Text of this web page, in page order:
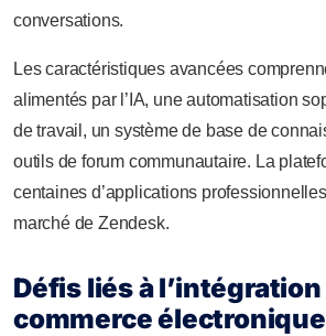
conversations.
Les caractéristiques avancées
alimentés par l’IA, une automatisation
de travail, un système de base de
outils de forum communautaire. La
centaines d’applications
marché de Zendesk.
Défis liés à
commerce électronique